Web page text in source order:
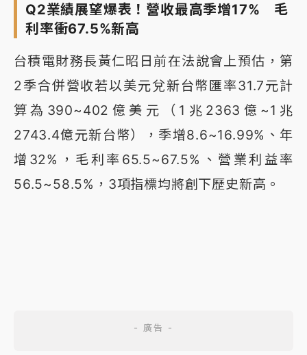
Q2業績展望爆表！營收最高季增17% 毛
利率衝67.5%新高
台積電財務長黃仁昭日前在法說會上預估，第
2季合併營收若以美元兌新台幣匯率31.7元計
算為390~402億美元（1兆2363億~1兆
2743.4億元新台幣），季增8.6~16.99%、年
增32%，毛利率65.5~67.5%、營業利益率
56.5~58.5%，3項指標均將創下歷史新高。